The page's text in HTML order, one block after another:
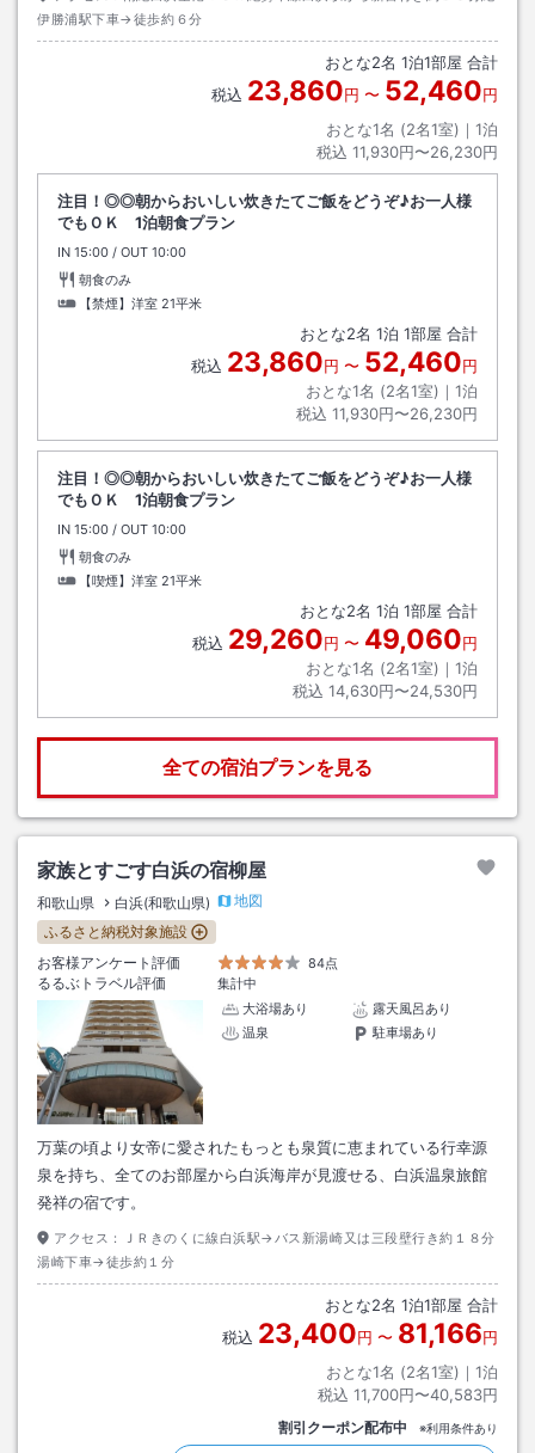
伊勝浦駅下車→徒歩約６分
おとな2名 1泊1部屋 合計
税込 23,860円 〜 52,460円
おとな1名 (2名1室)｜ 1泊
税込 11,930円〜26,230円
注目！◎◎朝からおいしい炊きたてご飯をどうぞ♪お一人様
でもＯＫ 1泊朝食プラン
IN チェックイン
15:00 / OUT チェックアウト
10:00
朝食のみ
【禁煙】洋室 21平米
おとな2名 1泊 1部屋 合計
税込 23,860円 〜 52,460円
おとな1名 (2名1室)｜ 1泊
税込 11,930円〜26,230円
注目！◎◎朝からおいしい炊きたてご飯をどうぞ♪お一人様
でもＯＫ 1泊朝食プラン
IN チェックイン
15:00 / OUT チェックアウト
10:00
朝食のみ
【喫煙】洋室 21平米
おとな2名 1泊 1部屋 合計
税込 29,260円 〜 49,060円
おとな1名 (2名1室)｜ 1泊
税込 14,630円〜24,530円
全ての宿泊プランを見る
家族とすごす白浜の宿柳屋
和歌山県 白浜(和歌山県)
地図
ふるさと納税対象施設
お客様アンケート評価
84点
るるぶトラベル評価
集計中
大浴場あり
露天風呂あり
温泉
駐車場あり
万葉の頃より女帝に愛されたもっとも泉質に恵まれている行幸源
泉を持ち、全てのお部屋から白浜海岸が見渡せる、白浜温泉旅館
発祥の宿です。
アクセス：
ＪＲきのくに線白浜駅→バス新湯崎又は三段壁行き約１８分
湯崎下車→徒歩約１分
おとな2名 1泊1部屋 合計
税込 23,400円 〜 81,166円
おとな1名 (2名1室)｜ 1泊
税込 11,700円〜40,583円
割引クーポン配布中 ※利用条件あり